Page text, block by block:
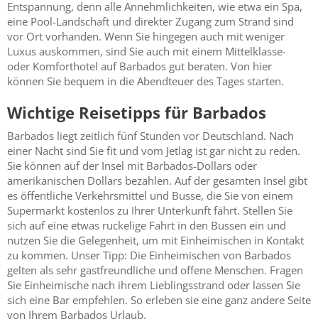
Entspannung, denn alle Annehmlichkeiten, wie etwa ein Spa,
eine Pool-Landschaft und direkter Zugang zum Strand sind
vor Ort vorhanden. Wenn Sie hingegen auch mit weniger
Luxus auskommen, sind Sie auch mit einem Mittelklasse-
oder Komforthotel auf Barbados gut beraten. Von hier
können Sie bequem in die Abendteuer des Tages starten.
Wichtige Reisetipps für Barbados
Barbados liegt zeitlich fünf Stunden vor Deutschland. Nach
einer Nacht sind Sie fit und vom Jetlag ist gar nicht zu reden.
Sie können auf der Insel mit Barbados-Dollars oder
amerikanischen Dollars bezahlen. Auf der gesamten Insel gibt
es öffentliche Verkehrsmittel und Busse, die Sie von einem
Supermarkt kostenlos zu Ihrer Unterkunft fährt. Stellen Sie
sich auf eine etwas ruckelige Fahrt in den Bussen ein und
nutzen Sie die Gelegenheit, um mit Einheimischen in Kontakt
zu kommen. Unser Tipp: Die Einheimischen von Barbados
gelten als sehr gastfreundliche und offene Menschen. Fragen
Sie Einheimische nach ihrem Lieblingsstrand oder lassen Sie
sich eine Bar empfehlen. So erleben sie eine ganz andere Seite
von Ihrem Barbados Urlaub.